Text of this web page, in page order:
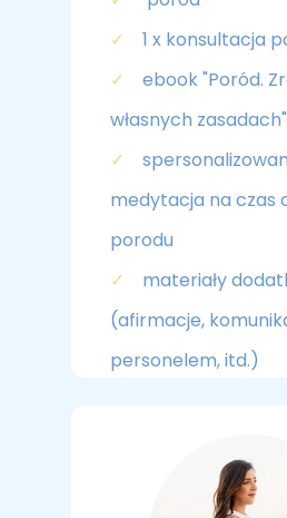
✓ 1 x konsultacja
✓ ebook "Poród.
własnych zasadach"
✓
medytacja na czas
porodu
✓ materiały
(afirmacje,
personelem, itd.)